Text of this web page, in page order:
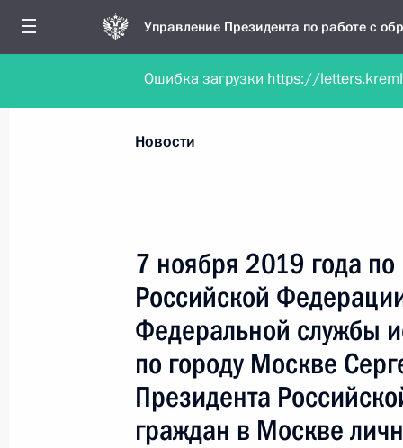
Управление Президента по работе с
Обратиться в форме электронного
Все новости
Все руководители, регионы, города и темы
Красноармейск
Новости
7 ноября 2019 года
Российской
Федеральной службы
по городу Москве
Президента
граждан в Москве
Ошибка загрузки https://